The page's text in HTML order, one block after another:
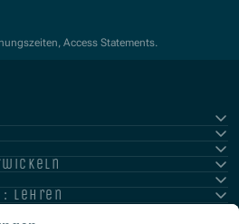
Access Statements.
lehren
: international